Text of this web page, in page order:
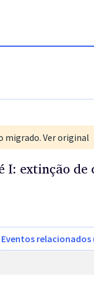
migrado. Ver original
I: extinção de
Eventos relacionados